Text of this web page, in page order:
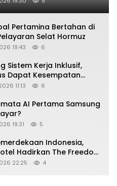
Pertamina Bertahan di
Selat Hormuz
19:43 6
Sistem Kerja Inklusif,
Dapat Kesempatan
11:13 6
AI Pertama Samsung
19:31 5
Indonesia,
Hadirkan The Freedom
45%
22:25 4